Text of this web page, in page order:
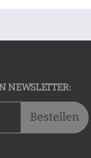
NEWSLETTER:
Bestellen